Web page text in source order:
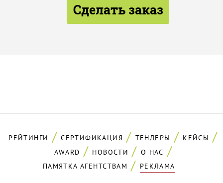
Сделать заказ
РЕЙТИНГИ СЕРТИФИКАЦИЯ ТЕНДЕРЫ
КЕЙСЫ
AWARD
НОВОСТИ
О НАС
ПАМЯТКА АГЕНТСТВАМ
РЕКЛАМА